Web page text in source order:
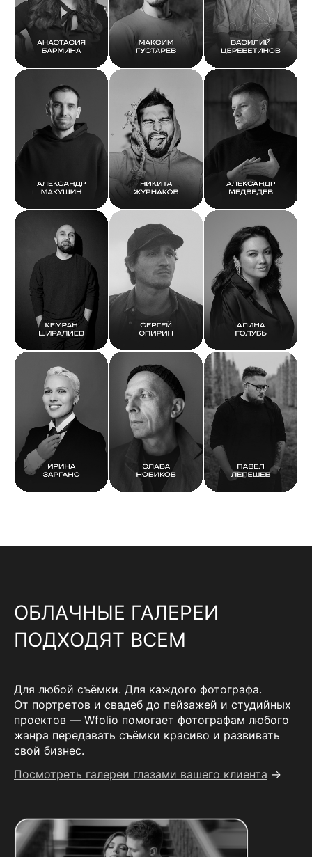
ОБЛАЧНЫЕ ГАЛЕРЕИ
ПОДХОДЯТ ВСЕМ
Для любой съёмки. Для каждого фотографа.
От портретов и свадеб до пейзажей и студийных
проектов — Wfolio помогает фотографам любого
жанра передавать съёмки красиво и развивать
свой бизнес.
Посмотреть галереи глазами вашего клиента →